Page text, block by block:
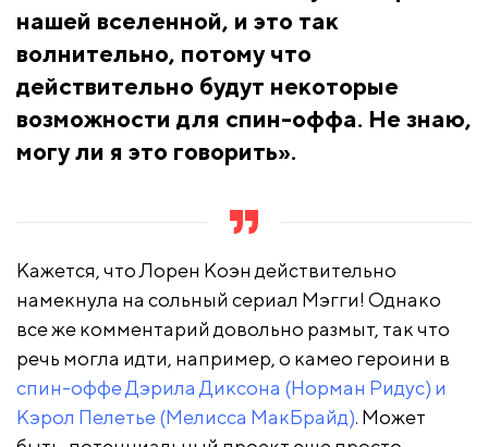
нашей вселенной, и это так
волнительно, потому что
действительно будут некоторые
возможности для спин-оффа. Не знаю,
могу ли я это говорить».
Кажется, что Лорен Коэн действительно
намекнула на сольный сериал Мэгги! Однако
все же комментарий довольно размыт, так что
речь могла идти, например, о камео героини в
спин-оффе Дэрила Диксона (Норман Ридус) и
Кэрол Пелетье (Мелисса МакБрайд). Может